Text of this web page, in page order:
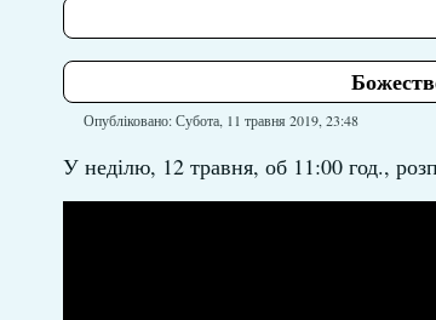
Опубліковано: Субота, 11 травня 2019, 23:48
У неділю, 12 травня, об 11:00 год.,